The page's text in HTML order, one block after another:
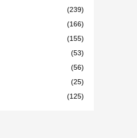
(239)
(166)
(155)
(53)
(56)
(25)
(125)